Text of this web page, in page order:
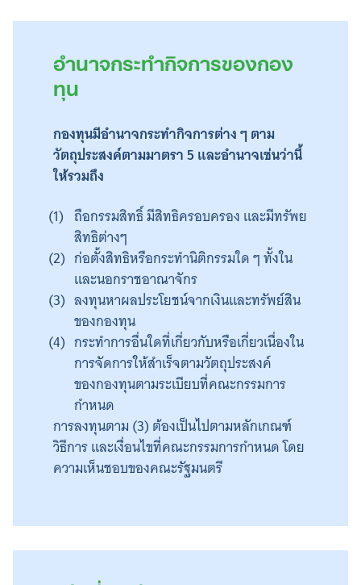
อำนาจกระทำกิจการของกอง
ทุน
กองทุนมีอำนาจกระทำกิจการต่าง ๆ ตาม
วัตถุประสงค์ตามมาตรา 5 และอำนาจเช่นว่านี้
ให้รวมถึง
ถือกรรมสิทธิ์ มีสิทธิครอบครอง และมีทรัพย
สิทธิต่างๆ
ก่อตั้งสิทธิหรือกระทำนิติกรรมใด ๆ ทั้งใน
และนอกราชอาณาจักร
ลงทุนหาผลประโยชน์จากเงินและทรัพย์สิน
ของกองทุน
กระทำการอื่นใดที่เกี่ยวกับหรือเกี่ยวเนื่องใน
การจัดการให้สำเร็จตามวัตถุประสงค์
ของกองทุนตามระเบียบที่คณะกรรมการ
กำหนด
การลงทุนตาม (3) ต้องเป็นไปตามหลักเกณฑ์
วิธีการ และเงื่อนไขที่คณะกรรมการกำหนด โดย
ความเห็นชอบของคณะรัฐมนตรี